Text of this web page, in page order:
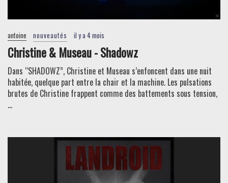
antoine nouveautés il y a 4 mois
Christine & Museau - Shadowz
Dans “SHADOWZ”, Christine et Museau s’enfoncent dans une nuit
habitée, quelque part entre la chair et la machine. Les pulsations
brutes de Christine frappent comme des battements sous tension,
...